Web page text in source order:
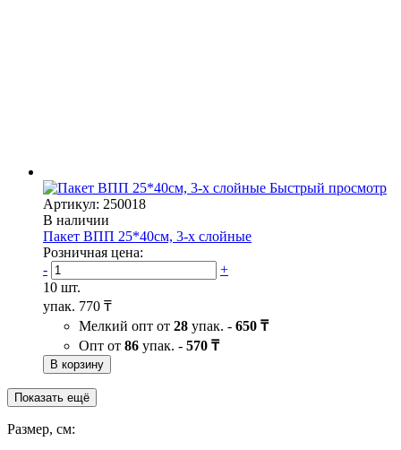
Быстрый просмотр
Артикул: 250018
В наличии
Пакет ВПП 25*40см, 3-х слойные
Розничная цена:
-
+
10 шт.
упак. 770 ₸
Мелкий опт от 28 упак. - 650 ₸
Опт от 86 упак. - 570 ₸
В корзину
Показать ещё
Размер, см: